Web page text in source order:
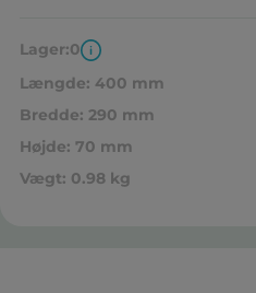
Lager:0
Længde: 400 mm
Bredde: 290 mm
Højde: 70 mm
Vægt: 0.98 kg